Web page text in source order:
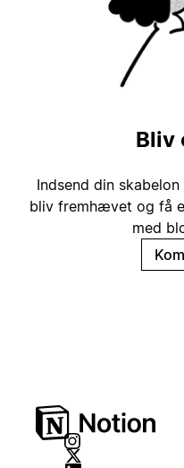
Bliv
Indsend din
bliv fremhævet og få
med